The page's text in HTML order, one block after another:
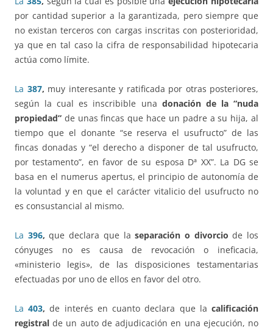
por cantidad superior a la garantizada, pero siempre que
no existan terceros con cargas inscritas con posterioridad,
ya que en tal caso la cifra de responsabilidad hipotecaria
actúa como límite.
La 387, muy interesante y ratificada por otras posteriores,
según la cual es inscribible una donación de la “nuda
propiedad” de unas fincas que hace un padre a su hija, al
tiempo que el donante “se reserva el usufructo” de las
fincas donadas y “el derecho a disponer de tal usufructo,
por testamento”, en favor de su esposa Dª XX”. La DG se
basa en el numerus apertus, el principio de autonomía de
la voluntad y en que el carácter vitalicio del usufructo no
es consustancial al mismo.
La 396,que declara que laseparación o divorcio de los
cónyuges no es causa de revocación o ineficacia,
«ministerio legis», de las disposiciones testamentarias
efectuadas por uno de ellos en favor del otro.
La 403,de interés en cuanto declara que lacalificación
registral de un auto de adjudicación en una ejecución, no